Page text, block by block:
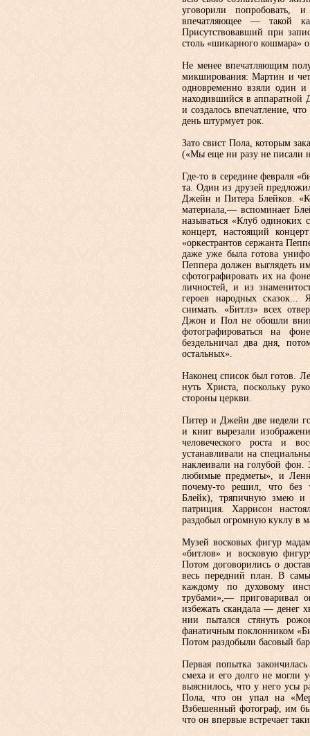
уговорили попробовать,
впечатляющее — такой
Присутствовавший при
столь «шикарного кошмара»
Не менее впечатляющим
микширования: Мартин и
одно­временно взяли один и
находивший­ся в
и создалось впечатление,
день штурму­ет рок.
Зато свист Пола, которым
(«Мы еще ни разу не писали
Где-то в середине февраля
та. Один из друзей
Джейн и Питера Блейков.
материала,— вспоминает
назы­ваться «Клуб одиноких
кон­церт, настоящий
«оркестран­тов сержанта
даже уже была готова
Пеппера должен вы­глядеть
сфотографировать их на
личностей, и из
героев народных сказок...
снимать. «Битлз» всех
Джон и Пол не обошли
фотографироваться на
бездельничал два дня,
остальных».
Наконец список был готов.
нуть Христа, поскольку
сто­роны церкви.
Питер и Джейн две недели
и книг вырезали
чело­веческого роста и
устанавливали на
наклеивали на голу­бой фон.
любимые предметы», и
почему-то решил, что без
Блейк), тряпичную змею и
патриция. Харрисон
раздобыл огромную куклу в
Музей восковых фигур
«битлов» и восковую
Потом договорились о
весь перед­ний план. В
каждому по духо­вому
трубами»,— приговаривал
избежать скандала — денег
нии пытался стянуть
фанатич­ным поклонником
Потом раз­добыли басовый
Первая попытка
смеха и его долго не могли
выяснилось, что у него усы
Пола, что он упал на
Взбешенный фотограф, им
что он впервые встречает